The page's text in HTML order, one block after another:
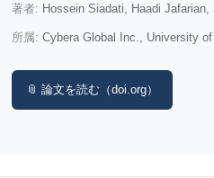
著者: Hossein Siadati, Haadi
所属: Cybera Global Inc., University
📎 論文を読む（doi.org）